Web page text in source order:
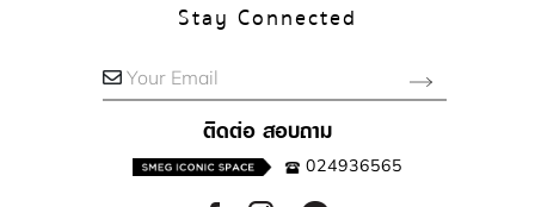
Stay Connected
Your Email
ติดต่อ สอบถาม
024936565